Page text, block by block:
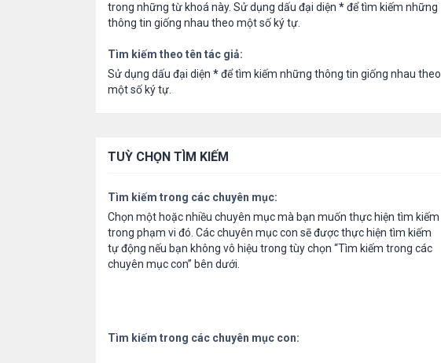
trong những từ khoá này. Sử dụng dấu đại diện *để tìm kiếm những
thông tin giống nhau theo một số ký tự.
Tìm kiếm theo tên tác giả:
Sử dụng dấu đại diện *để tìm kiếm những thông tin giống nhau theo
một số ký tự.
TUỲ CHỌN TÌM KIẾM
Tìm kiếm trong các chuyên mục:
Chọn một hoặc nhiều chuyên mục mà bạn muốn thực hiện tìm kiếm
trong phạm vi đó. Các chuyên mục con sẽ được thực hiện tìm kiếm
tự động nếu bạn không vô hiệu trong tùy chọn “Tìm kiếm trong các
chuyên mục con” bên dưới.
Tìm kiếm trong các chuyên mục con: